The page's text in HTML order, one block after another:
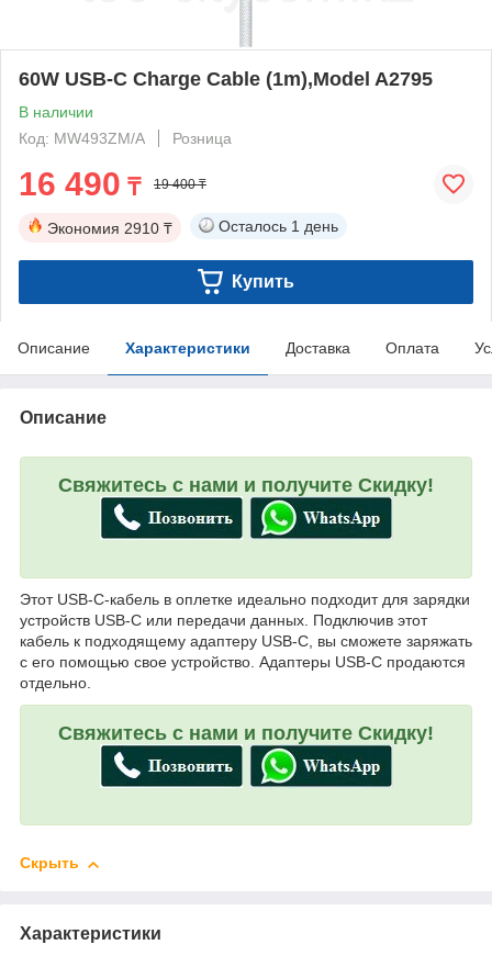
60W USB-C Charge Cable (1m),Model A2795
В наличии
Код: MW493ZM/A
Розница
16 490 ₸ 19 400 ₸
Экономия 2910 ₸ Осталось 1 день
Купить
Описание Характеристики Доставка Оплата
Описание
Свяжитесь с нами и получите Скидку!
Этот USB-C-кабель в оплетке идеально подходит для зарядки
устройств USB-C или передачи данных. Подключив этот
кабель к подходящему адаптеру USB-C, вы сможете заряжать
с его помощью свое устройство. Адаптеры USB-C продаются
отдельно.
Свяжитесь с нами и получите Скидку!
Скрыть
Характеристики